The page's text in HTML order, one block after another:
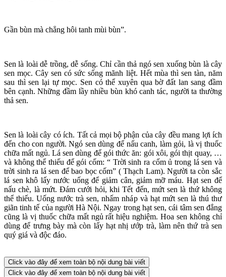
Gần bùn mà chẳng hôi tanh mùi bùn”.
Sen là loài dễ trồng, dễ sống. Chỉ cần thả ngó sen xuống bùn là cây
sen mọc. Cây sen có sức sống mãnh liệt. Hết mùa thì sen tàn, năm
sau thì sen lại tự mọc. Sen có thể xuyên qua bờ đất lan sang đầm
bên cạnh. Những đầm lầy nhiều bùn khó canh tác, người ta thường
thả sen.
Sen là loài cây có ích. Tất cả mọi bộ phận của cây đều mang lợi ích
đến cho con người. Ngó sen dùng để nấu canh, làm gỏi, là vị thuốc
chữa mất ngủ. Lá sen dùng để gói thức ăn: gói xôi, gói thịt quay, …
và không thể thiếu để gói cốm: “ Trời sinh ra cốm ủ trong lá sen và
trời sinh ra lá sen để bao bọc cốm” ( Thạch Lam). Người ta còn sắc
lá sen khô lấy nước uống để giảm cân, giảm mỡ máu. Hạt sen để
nấu chè, là mứt. Đám cưới hỏi, khi Tết đến, mứt sen là thứ không
thể thiếu. Uống nước trà sen, nhấm nháp và hạt mứt sen là thú thư
giãn tinh tế của người Hà Nội. Ngay trong hạt sen, cái tâm sen đắng
cũng là vị thuốc chữa mất ngủ rất hiệu nghiệm. Hoa sen không chỉ
dùng để trưng bày mà còn lấy hạt nhị ướp trà, làm nên thứ trà sen
quý giá và độc đáo.
Click vào đây để xem toàn bộ nội dung bài viết
Click vào đây để xem toàn bộ nội dung bài viết